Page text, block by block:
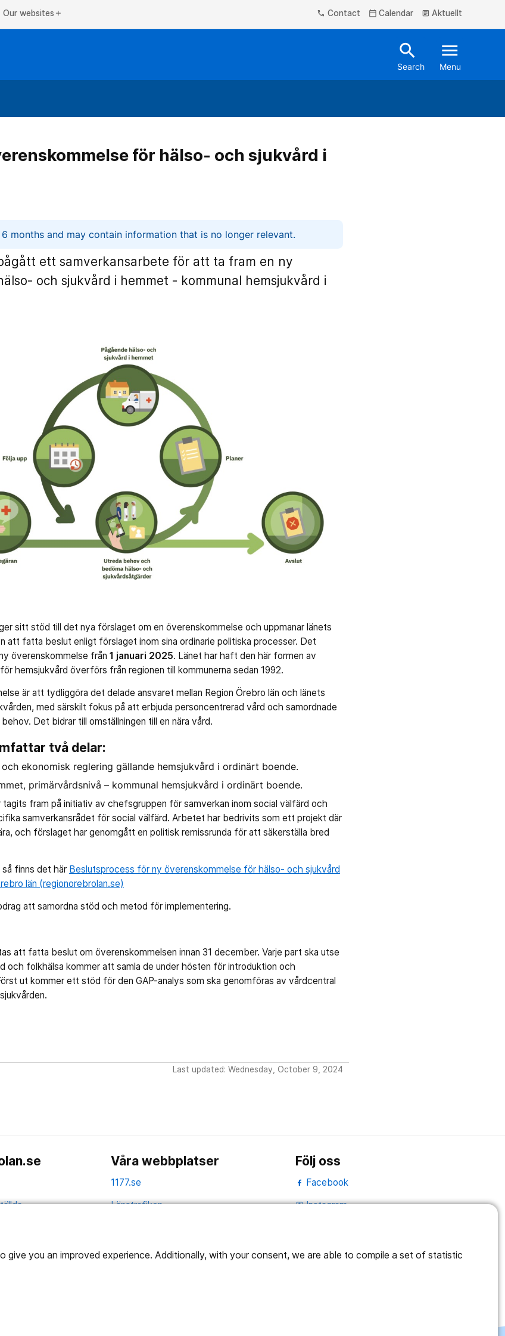
you an improved experience. Additionally, with your consent, we are able to compile a set of statistic
Our websites add phone Contact calendar_today Calendar article Aktuellt
search
Search
menu
Menu
för hälso- och sjukvård i
months and may contain information that is no longer relevant.
ett samverkansarbete för att ta fram en ny
och sjukvård i hemmet - kommunal hemsjukvård i
sitt stöd till det nya förslaget om en överenskommelse och uppmanar länets
att fatta beslut enligt förslaget inom sina ordinarie politiska processer. Det
överenskommelse från 1 januari 2025. Länet har haft den här formen av
hemsjukvård överförs från regionen till kommunerna sedan 1992.
är att tydliggöra det delade ansvaret mellan Region Örebro län och länets
med särskilt fokus på att erbjuda personcentrerad vård och samordnade
Det bidrar till omställningen till en nära vård.
två delar:
ekonomisk reglering gällande hemsjukvård i ordinärt boende.
primärvårdsnivå – kommunal hemsjukvård i ordinärt boende.
tagits fram på initiativ av chefsgruppen för samverkan inom social välfärd och
samverkansrådet för social välfärd. Arbetet har bedrivits som ett projekt där
och förslaget har genomgått en politisk remissrunda för att säkerställa bred
finns det här Beslutsprocess för ny överenskommelse för hälso- och sjukvård
län (regionorebrolan.se)
att samordna stöd och metod för implementering.
att fatta beslut om överenskommelsen innan 31 december. Varje part ska utse
och folkhälsa kommer att samla de under hösten för introduktion och
ut kommer ett stöd för den GAP-analys som ska genomföras av vårdcentral
Last updated: Wednesday, October 9, 2024
Våra webbplatser
1177.se
Länstrafiken
Följ oss
Facebook
portraitInstagram